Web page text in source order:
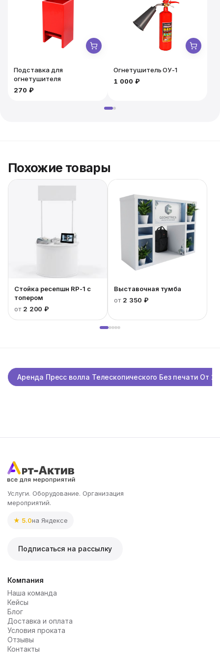
Подставка для
огнетушителя
270 ₽
Огнетушитель ОУ-1
1 000 ₽
Похожие товары
Стойка ресепшн RP-1 с
топером
от 2 200 ₽
Выставочная тумба
от 2 350 ₽
Аренда Пресс волла Телескопического Без печати От
Услуги. Оборудование. Организация
мероприятий.
★ 5.0на Яндексе
Подписаться на рассылку
Компания
Наша команда
Кейсы
Блог
Доставка и оплата
Условия проката
Отзывы
Контакты